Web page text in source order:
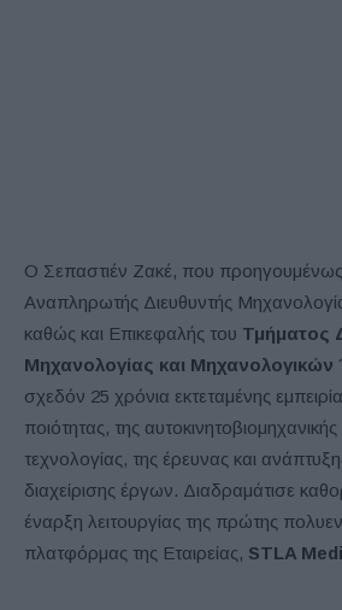
Ο Σεπαστιέν Ζακέ, που προηγουμένως
Αναπληρωτής Διευθυντής
καθώς και Επικεφαλής του Τμήματος
Μηχανολογίας και
σχεδόν 25 χρόνια εκτεταμένης
ποιότητας, της
τεχνολογίας, της έρευνας και
διαχείρισης έργων. Διαδραμάτισε
έναρξη λειτουργίας της πρώτης
πλατφόρμας της Εταιρείας, STLA